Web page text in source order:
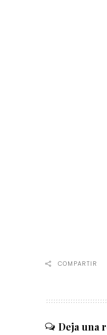
COMPARTIR
Deja una